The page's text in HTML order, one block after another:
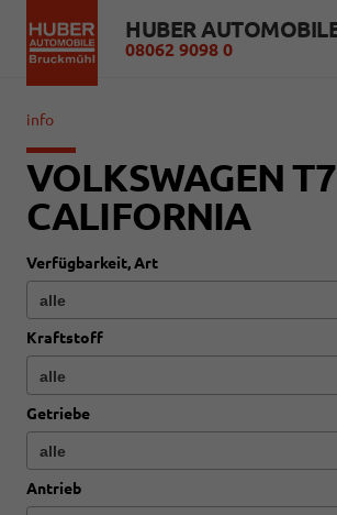
08062 9098 0
info
VOLKSWAGEN T7
CALIFORNIA
Verfügbarkeit, Art
Kraftstoff
Getriebe
Antrieb